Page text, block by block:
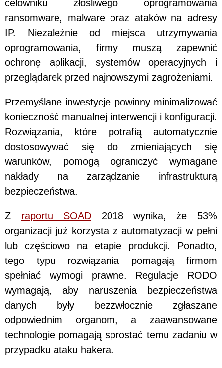
celowniku złośliwego oprogramowania
ransomware, malware oraz ataków na adresy
IP. Niezależnie od miejsca utrzymywania
oprogramowania, firmy muszą zapewnić
ochronę aplikacji, systemów operacyjnych i
przeglądarek przed najnowszymi zagrożeniami.
Przemyślane inwestycje powinny minimalizować
konieczność manualnej interwencji i konfiguracji.
Rozwiązania, które potrafią automatycznie
dostosowywać się do zmieniających się
warunków, pomogą ograniczyć wymagane
nakłady na zarządzanie infrastrukturą
bezpieczeństwa.
Z raportu SOAD2018 wynika, że 53%
organizacji już korzysta z automatyzacji w pełni
lub częściowo na etapie produkcji. Ponadto,
tego typu rozwiązania pomagają firmom
spełniać wymogi prawne. Regulacje RODO
wymagają, aby naruszenia bezpieczeństwa
danych były bezzwłocznie zgłaszane
odpowiednim organom, a zaawansowane
technologie pomagają sprostać temu zadaniu w
przypadku ataku hakera.